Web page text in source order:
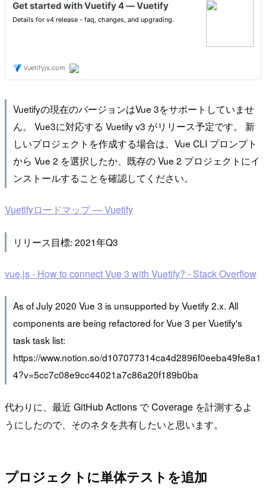
Vuetifyの現在のバージョンはVue 3をサポートしていませ
ん。 Vue3に対応する Vuetify v3 がリリース予定です。 新
しいプロジェクトを作成する場合は、Vue CLI プロンプト
から Vue 2 を選択したか、既存の Vue 2 プロジェクトにイ
ンストールすることを確認してください。
Vuetifyロードマップ — Vuetify
リリース目標: 2021年Q3
vue.js - How to connect Vue 3 with Vuetify? - Stack Overflow
As of July 2020 Vue 3 is unsupported by Vuetify 2.x. All
components are being refactored for Vue 3 per Vuetify's
task task list:
https://www.notion.so/d107077314ca4d2896f0eeba49fe8a1
4?v=5cc7c08e9cc44021a7c86a20f189b0ba
代わりに、最近 GitHub Actions で Coverage を計測するよ
うにしたので、そのネタを共有したいと思います。
プロジェクトに単体テストを追加